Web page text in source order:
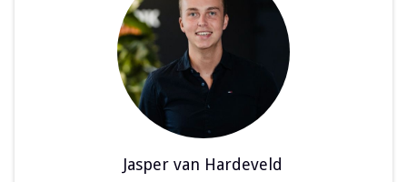
Jasper van Hardeveld